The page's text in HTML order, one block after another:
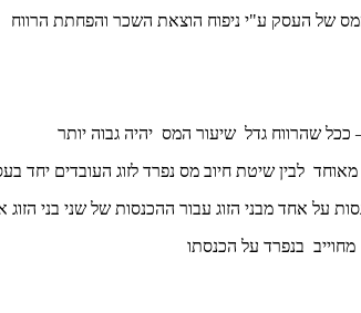
של העסק ע"י ניפוח הוצאת השכר והפחתת הרווח
שהרווח גדל שיעור המס יהיה גבוה יותר
לבין שיטת חיוב מס נפרד לזוג העובדים יחד
על אחד מבני הזוג עבור ההכנסות של שני בני
בנפרד על הכנסתו